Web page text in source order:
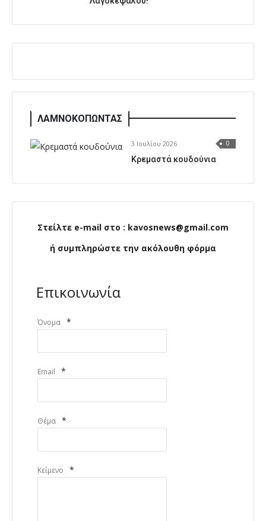
ΛΑΜΝΟΚΟΠΩΝΤΑΣ
3 Ιουλίου 2026 0
Κρεμαστά κουδούνια
Στείλτε e-mail στο : kavosnews@gmail.com
ή συμπληρώστε την ακόλουθη φόρμα
Επικοινωνία
Όνομα *
Email *
Θέμα *
Κείμενο *